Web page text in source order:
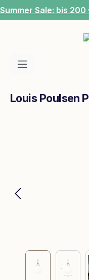
Zum Hauptinhalt
Summer Sale: bis